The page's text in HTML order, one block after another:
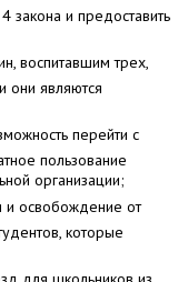
закона и предоставить
воспитавшим трех,
они являются
перейти с
пользование
организации;
и освобождение от
которые